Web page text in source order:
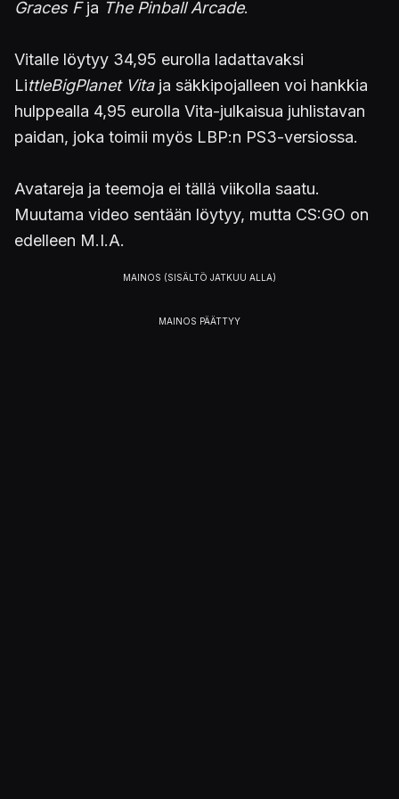
Graces Fja The Pinball Arcade.
Vitalle löytyy 34,95 eurolla ladattavaksi
LittleBigPlanet Vita ja säkkipojalleen voi hankkia
hulppealla 4,95 eurolla Vita-julkaisua juhlistavan
paidan, joka toimii myös LBP:n PS3-versiossa.
Avatareja ja teemoja ei tällä viikolla saatu.
Muutama video sentään löytyy, mutta CS:GO on
edelleen M.I.A.